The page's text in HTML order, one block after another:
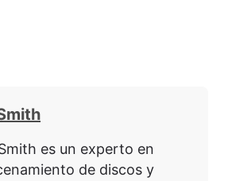
es un experto en
de discos y